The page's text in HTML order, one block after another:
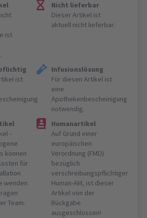
ist
Nicht lieferbar
Dieser Artikel ist
aktuell nicht lieferbar.
ist
Infusionslösung
Für diesen Artikel ist
eine
Apothekenbescheinigung
notwendig.
-
können
für
wenden
Team.
Humanartikel
Auf Grund einer
europäischen
Verordnung (FMD)
bezüglich
verschreibungspflichtiger
Human-AM, ist dieser
Artikel von der
Rückgabe
ausgeschlossen!